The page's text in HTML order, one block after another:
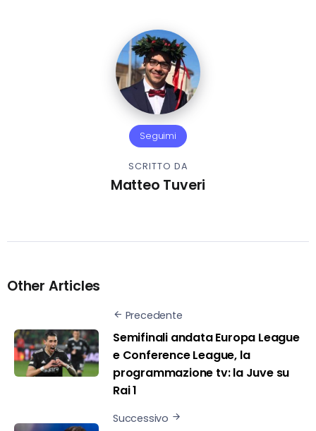
Seguimi
SCRITTO DA
Matteo Tuveri
Other Articles
Precedente
Semifinali andata Europa League
e Conference League, la
programmazione tv: la Juve su
Rai 1
Successivo